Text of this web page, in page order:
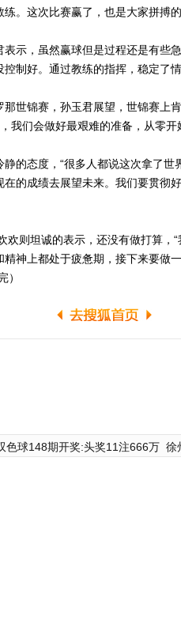
。这次比赛赢了，也是大家拼搏
，虽然赢球但是过程还是有些急
制好。通过教练的指挥，稳定了
锦赛，孙玉君展望，世锦赛上肯
我们会做好最艰难的准备，从零开
态度，“很多人都说这次拿了世
的成绩去展望未来。我们要贯彻
坦诚的表示，还没有做打算，“
神上都处于疲惫期，接下来要做
）
色球148期开奖:头奖11注666万 徐